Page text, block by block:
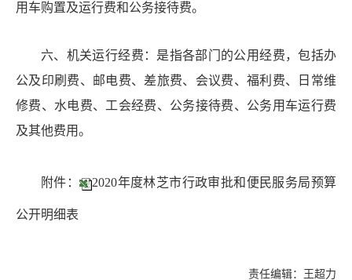
用车购置及运行费和公务接待费。
六、机关运行经费：是指各部门的公用经费，包括办
公及印刷费、邮电费、差旅费、会议费、福利费、日常维
修费、水电费、工会经费、公务接待费、公务用车运行费
及其他费用。
附件： 2020年度林芝市行政审批和便民服务局预算
公开明细表
责任编辑：王超力